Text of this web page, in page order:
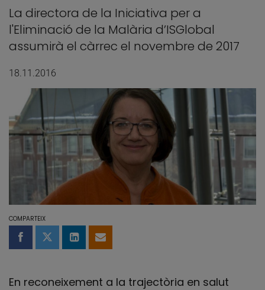
La directora de la Iniciativa per a
l'Eliminació de la Malària d’ISGlobal
assumirà el càrrec el novembre de 2017
18.11.2016
COMPARTEIX
Compartir a Facebook
Compartir a Twitter
Comparteix a LinkedIn
Comparteix per email
En reconeixement a la trajectòria en salut